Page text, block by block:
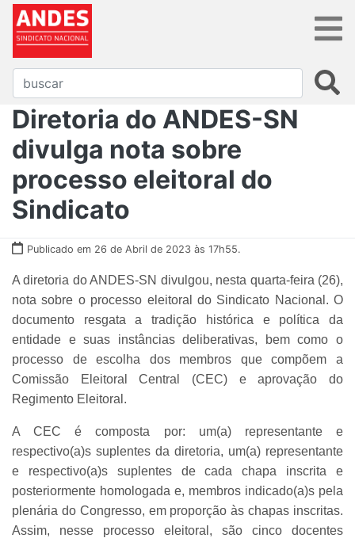
Diretoria do ANDES-SN
divulga nota sobre
processo eleitoral do
Sindicato
Publicado em 26 de Abril de 2023 às 17h55.
A diretoria do ANDES-SN divulgou, nesta quarta-feira (26),
nota sobre o processo eleitoral do Sindicato Nacional. O
documento resgata a tradição histórica e política da
entidade e suas instâncias deliberativas, bem como o
processo de escolha dos membros que compõem a
Comissão Eleitoral Central (CEC) e aprovação do
Regimento Eleitoral.
A CEC é composta por: um(a) representante e
respectivo(a)s suplentes da diretoria, um(a) representante
e respectivo(a)s suplentes de cada chapa inscrita e
posteriormente homologada e, membros indicado(a)s pela
plenária do Congresso, em proporção às chapas inscritas.
Assim, nesse processo eleitoral, são cinco docentes